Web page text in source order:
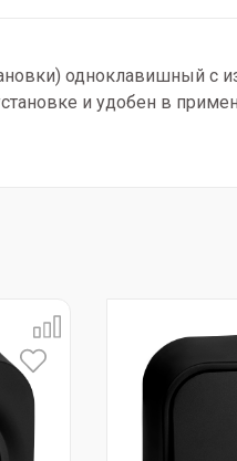
одноклавишный с
и удобен в